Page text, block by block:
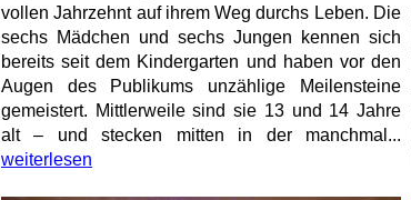
vollen Jahrzehnt auf ihrem Weg durchs Leben. Die
sechs Mädchen und sechs Jungen kennen sich
bereits seit dem Kindergarten und haben vor den
Augen des Publikums unzählige Meilensteine
gemeistert. Mittlerweile sind sie 13 und 14 Jahre
alt – und stecken mitten in der manchmal...
weiterlesen